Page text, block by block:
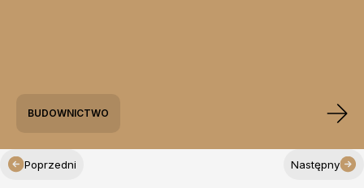
BUDOWNICTWO
Poprzedni Następny